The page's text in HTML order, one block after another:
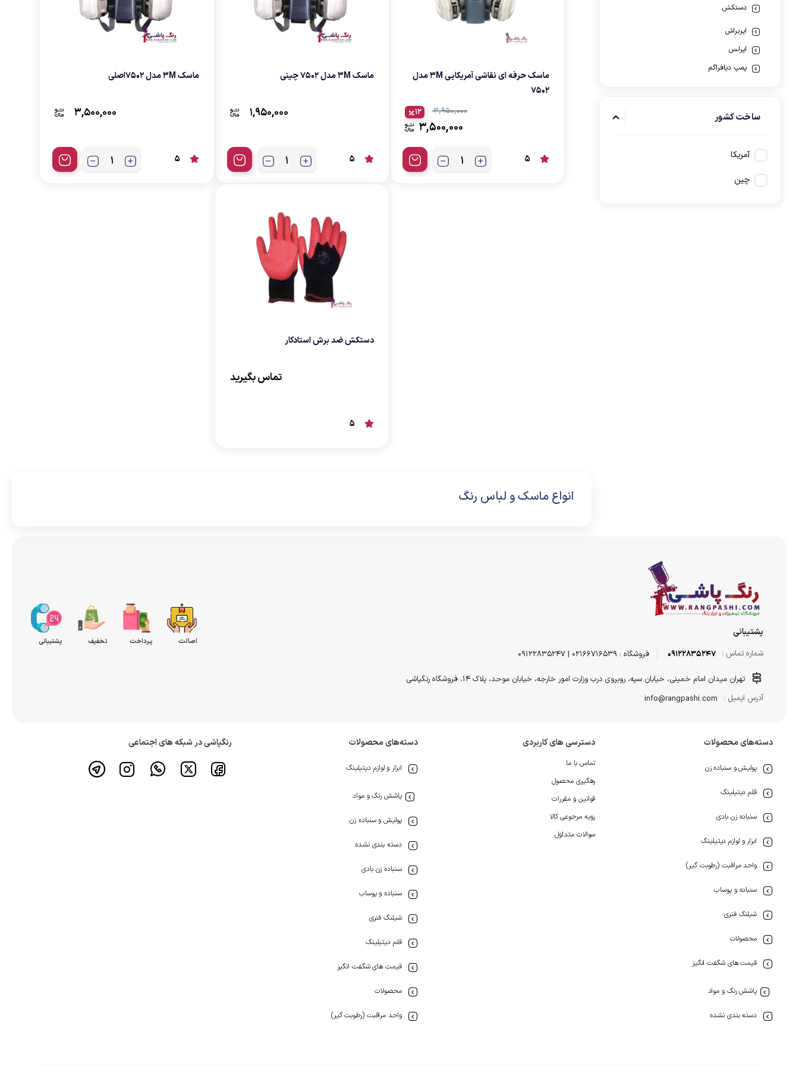
پیستوله کاسه رو
همزن رنگ بادی
دستکش
ایربراش
ایرلس
پمپ دیافراگم
پیستوله رنگ بادی
سندبلاست بادی
شیلنگ باد
ساخت کشور
آمریکا
چین
ماسک حرفه ای نقاشی آمریکایی ۳M مدل
۷۵۰۲
3,950,000
3,500,000
12
5
ماسک ۳M مدل ۷۵۰۲ چینی
1,950,000
5
ماسک ۳M مدل ۷۵۰۲اصلی
3,500,000
5
دستکش ضد برش استادکار
تماس بگیرید
5
انواع ماسک و لباس رنگ
پشتیبانی
شماره تماس : 09122835247 فروشگاه : 02166716539 | 09122835247
تهران میدان امام خمینی، خیابان سپه، روبروی درب وزارت امور خارجه، خیابان موحد، پلاک ۱۴، فروشگاه رنگپاشی
آدرس ایمیل : info@rangpashi.com
اصالت پرداخت تخفیف پشتیبانی
دسته‌های محصولات
پولیش و سنباده زن
قلم دیتیلینگ
سنباده زن بادی
ابزار و لوازم دیتیلینگ
واحد مراقبت (رطوبت گیر)
سنباده و پوساب
شیلنگ فنری
محصولات
قیمت های شگفت انگیز
پاشش رنگ و مواد
دسته بندی نشده
دسترسی های کاربردی
تماس با ما
رهگیری محصول
قوانین و مقررات
رویه مرجوعی کالا
سوالات متداول
دسته‌های محصولات
ابزار و لوازم دیتیلینگ
پاشش رنگ و مواد
پولیش و سنباده زن
دسته بندی نشده
سنباده زن بادی
سنباده و پوساب
شیلنگ فنری
قلم دیتیلینگ
قیمت های شگفت انگیز
محصولات
واحد مراقبت (رطوبت گیر)
رنگپاشی در شبکه های اجتماعی